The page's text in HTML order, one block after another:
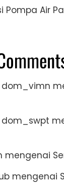
Pompa Air
dom_vimn
dom_swpt
mengenai
mengenai